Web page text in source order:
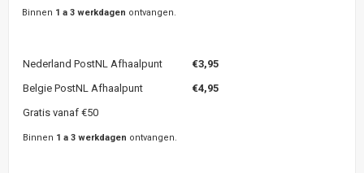
Binnen 1 a 3 werkdagen ontvangen.
Nederland PostNL Afhaalpunt €3,95
Belgie PostNL Afhaalpunt
€4,95
Gratis vanaf €50
Binnen 1 a 3 werkdagen ontvangen.